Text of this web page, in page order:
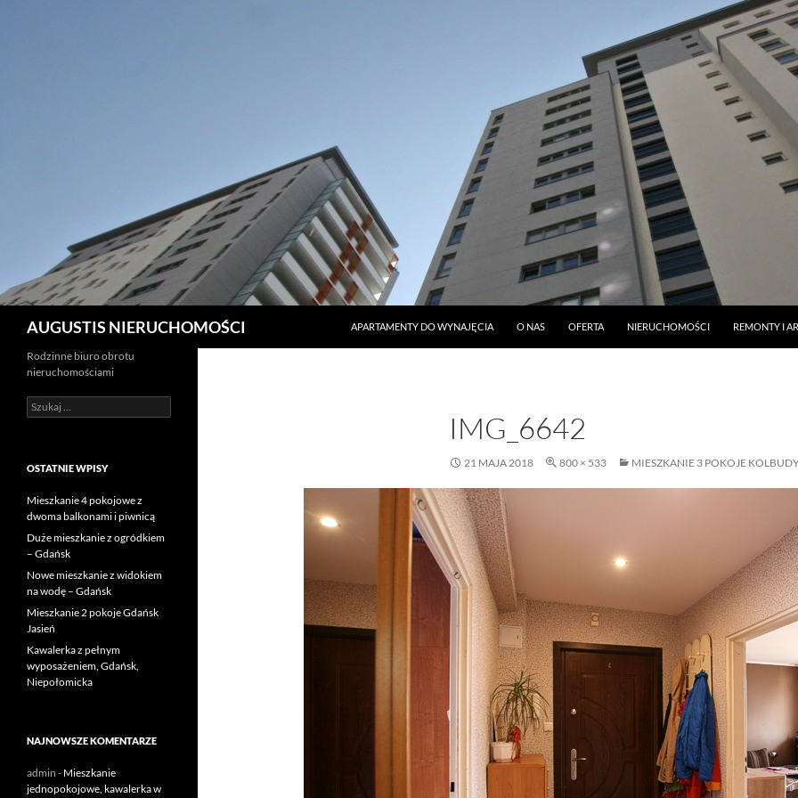
AUGUSTIS NIERUCHOMOŚCI
APARTAMENTY DO WYNAJĘCIA
O NAS OFERTA NIERUCHOMOŚCI REMONTY I
IMG_6642
21 MAJA 2018 800 × 533 MIESZKANIE 3 POKOJE
Rodzinne biuro obrotu
nieruchomościami
Szukaj:
OSTATNIE WPISY
Mieszkanie 4 pokojowe z
dwoma balkonami i piwnicą
Duże mieszkanie z ogródkiem
– Gdańsk
Nowe mieszkanie z widokiem
na wodę – Gdańsk
Mieszkanie 2 pokoje Gdańsk
Jasień
Kawalerka z pełnym
wyposażeniem, Gdańsk,
Niepołomicka
NAJNOWSZE KOMENTARZE
admin - Mieszkanie
jednopokojowe, kawalerka w